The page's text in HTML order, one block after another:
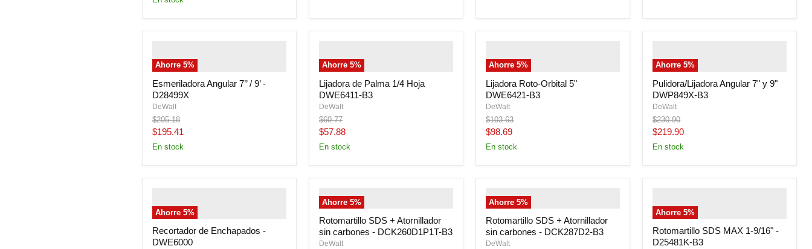
image-primary">
Ahorre5%
Esmeriladora Angular 7’’ / 9’ -
D28499X
DeWalt
Precio
original
$205.18
Precio
actual
$195.41
En stock
image-primary">
Ahorre5%
Lijadora de Palma 1/4 Hoja
DWE6411-B3
DeWalt
Precio
original
$60.77
Precio
actual
$57.88
En stock
image-primary">
Ahorre5%
Lijadora Roto-Orbital 5"
DWE6421-B3
DeWalt
Precio
original
$103.63
Precio
actual
$98.69
En stock
image-primary">
Ahorre5%
Pulidora/Lijadora Angular 7" y 9"
DWP849X-B3
DeWalt
Precio
original
$230.90
Precio
actual
$219.90
En stock
alternate">" class="productitem--
image-primary">
Ahorre5%
Recortador de Enchapados -
DWE6000
" class="productitem--image-
primary">
Ahorre5%
Rotomartillo SDS + Atornillador
sin carbones - DCK260D1P1T-B3
DeWalt
" class="productitem--image-
primary">
Ahorre5%
Rotomartillo SDS + Atornillador
sin carbones - DCK287D2-B3
DeWalt
alternate">" class="productitem--
image-primary">
Ahorre5%
Rotomartillo SDS MAX 1-9/16" -
D25481K-B3